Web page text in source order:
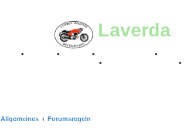
Laverda
• • • •
• •
Allgemeines Forumsregeln